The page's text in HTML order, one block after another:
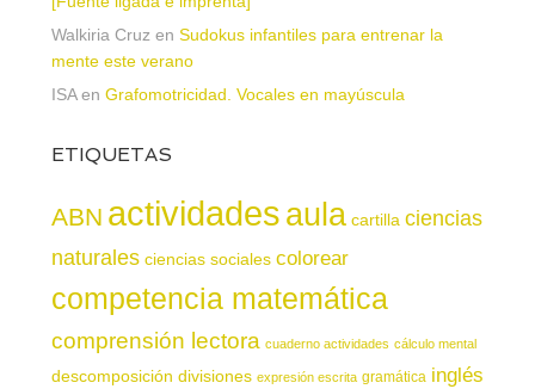
Walkiria Cruzen Sudokus infantiles para entrenar la
mente este verano
ISAen Grafomotricidad. Vocales en mayúscula
ETIQUETAS
ABN actividadesaula cartilla ciencias
naturales ciencias sociales colorear
competencia matemática
comprensión lectora cuaderno actividades cálculo mental
descomposición divisiones expresión escrita gramática inglés